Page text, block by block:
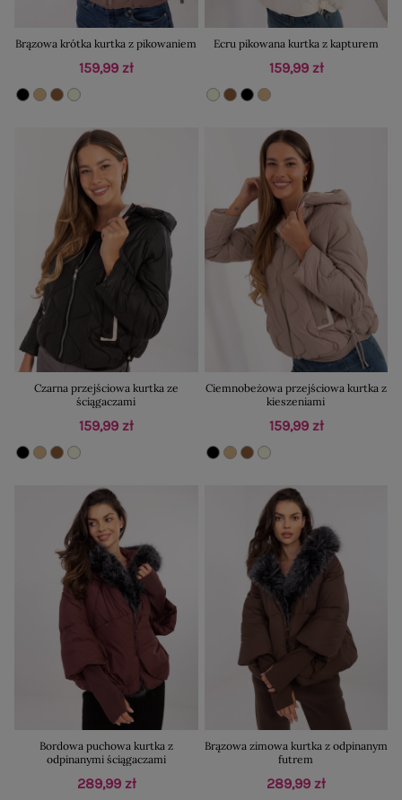
Brązowa krótka kurtka z pikowaniem
159,99 zł
Ecru pikowana kurtka z kapturem
159,99 zł
Czarna przejściowa kurtka ze
ściągaczami
159,99 zł
Ciemnobeżowa przejściowa kurtka z
kieszeniami
159,99 zł
Bordowa puchowa kurtka z
odpinanymi ściągaczami
289,99 zł
Brązowa zimowa kurtka z odpinanym
futrem
289,99 zł